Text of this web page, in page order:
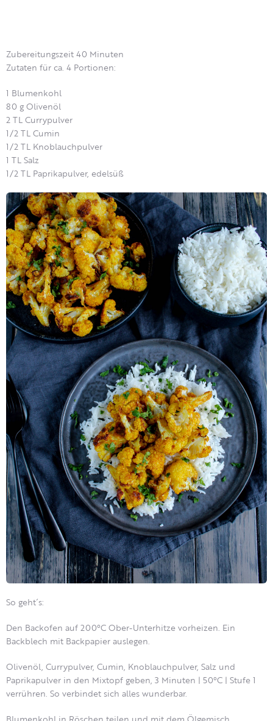
Zubereitungszeit 40 Minuten
Zutaten für ca. 4 Portionen:
1 Blumenkohl
80 g Olivenöl
2 TL Currypulver
1/2 TL Cumin
1/2 TL Knoblauchpulver
1 TL Salz
1/2 TL Paprikapulver, edelsüß
So geht´s:
Den Backofen auf 200°C Ober-Unterhitze vorheizen. Ein
Backblech mit Backpapier auslegen.
Olivenöl, Currypulver, Cumin, Knoblauchpulver, Salz und
Paprikapulver in den Mixtopf geben, 3 Minuten | 50°C | Stufe 1
verrühren. So verbindet sich alles wunderbar.